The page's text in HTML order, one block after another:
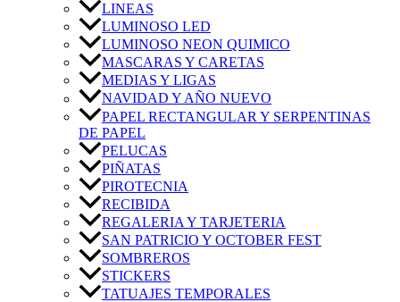
LINEAS
LUMINOSO LED
LUMINOSO NEON QUIMICO
MASCARAS Y CARETAS
MEDIAS Y LIGAS
NAVIDAD Y AÑO NUEVO
PAPEL RECTANGULAR Y SERPENTINAS
DE PAPEL
PELUCAS
PIÑATAS
PIROTECNIA
RECIBIDA
REGALERIA Y TARJETERIA
SAN PATRICIO Y OCTOBER FEST
SOMBREROS
STICKERS
TATUAJES TEMPORALES